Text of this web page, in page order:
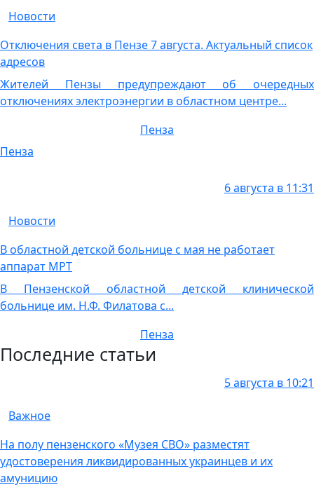
Новости
Отключения света в Пензе 7 августа. Актуальный список
адресов
Жителей Пензы предупреждают об очередных
отключениях электроэнергии в областном центре...
Пенза
Пенза
6 августа в 11:31
Новости
В областной детской больнице с мая не работает
аппарат МРТ
В Пензенской областной детской клинической
больнице им. Н.Ф. Филатова с...
Пенза
Последние статьи
5 августа в 10:21
Важное
На полу пензенского «Музея СВО» разместят
удостоверения ликвидированных украинцев и их
амуницию